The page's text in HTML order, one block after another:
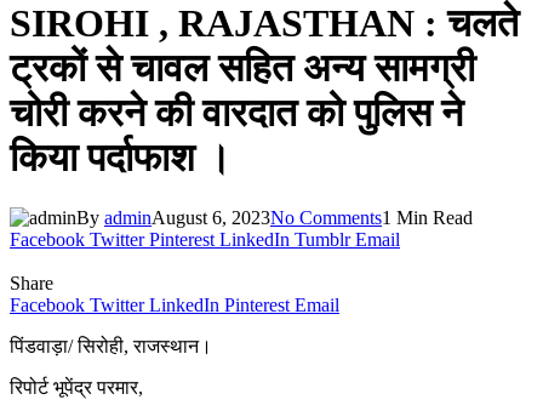
SIROHI , RAJASTHAN : चलते
ट्रकों से चावल सहित अन्य सामग्री
चोरी करने की वारदात को पुलिस ने
किया पर्दाफाश ।
By adminAugust 6, 2023No Comments1 Min Read
Facebook Twitter Pinterest LinkedIn Tumblr Email
Share
Facebook Twitter LinkedIn Pinterest Email
पिंडवाड़ा/ सिरोही, राजस्थान।
रिपोर्ट भूपेंद्र परमार,